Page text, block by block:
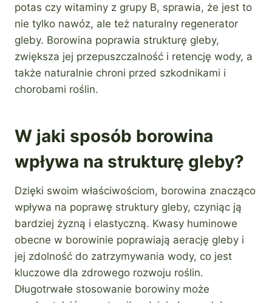
potas czy witaminy z grupy B, sprawia, że jest to
nie tylko nawóz, ale też naturalny regenerator
gleby. Borowina poprawia strukturę gleby,
zwiększa jej przepuszczalność i retencję wody, a
także naturalnie chroni przed szkodnikami i
chorobami roślin.
W jaki sposób borowina
wpływa na strukturę gleby?
Dzięki swoim właściwościom, borowina znacząco
wpływa na poprawę struktury gleby, czyniąc ją
bardziej żyzną i elastyczną. Kwasy huminowe
obecne w borowinie poprawiają aerację gleby i
jej zdolność do zatrzymywania wody, co jest
kluczowe dla zdrowego rozwoju roślin.
Długotrwałe stosowanie borowiny może